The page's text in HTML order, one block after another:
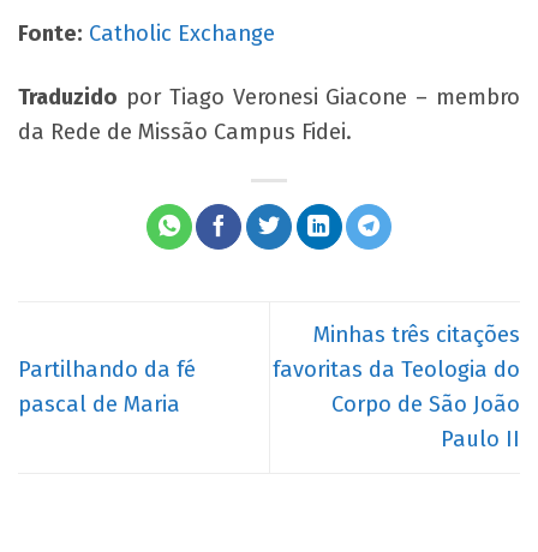
Fonte: Catholic Exchange
Traduzido por Tiago Veronesi Giacone – membro
da Rede de Missão Campus Fidei.
Partilhando da fé
pascal de Maria
Minhas três citações
favoritas da Teologia do
Corpo de São João
Paulo II